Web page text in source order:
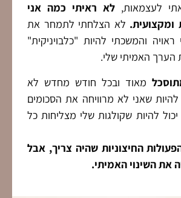
לעצמאות, לא ראיתי כמה אני
לא הצלחתי לתמחר את
והמשכתי להיות "כלבויניקית"
הערך האמיתי שלי.
מאוד ובכל חודש מחדש לא
להיות שאני לא מרוויחה את הסכומים
להיות שקולגות שלי מצליחות כל
החיצוניות שהיה צריך, אבל
השינוי האמיתי.